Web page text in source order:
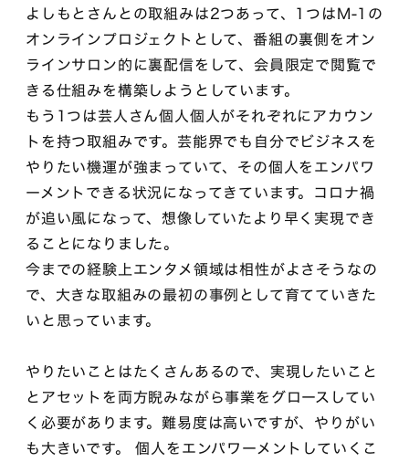
よしもとさんとの取組みは2つあって、1つはM-1の
オンラインプロジェクトとして、番組の裏側をオン
ラインサロン的に裏配信をして、会員限定で閲覧で
きる仕組みを構築しようとしています。
もう1つは芸人さん個人個人がそれぞれにアカウン
トを持つ取組みです。芸能界でも自分でビジネスを
やりたい機運が強まっていて、その個人をエンパワ
ーメントできる状況になってきています。コロナ禍
が追い風になって、想像していたより早く実現でき
ることになりました。
今までの経験上エンタメ領域は相性がよさそうなの
で、大きな取組みの最初の事例として育てていきた
いと思っています。
やりたいことはたくさんあるので、実現したいこと
とアセットを両方睨みながら事業をグロースしてい
く必要があります。難易度は高いですが、やりがい
も大きいです。 個人をエンパワーメントしていくこ